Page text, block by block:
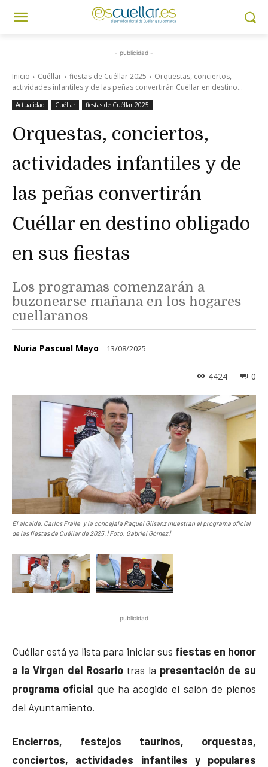
- publicidad -
Inicio Cuéllar fiestas de Cuéllar 2025
Orquestas, conciertos,
actividades infantiles y de las peñas convertirán Cuéllar en destino...
Actualidad Cuéllar fiestas de Cuéllar 2025
Orquestas, conciertos,
actividades infantiles y de
las peñas convertirán
Cuéllar en destino obligado
en sus fiestas
Los programas comenzarán a
buzonearse mañana en los hogares
cuellaranos
Nuria Pascual Mayo 13/08/2025
0
4424
El alcalde, Carlos Fraile, y la concejala Raquel Gilsanz muestran el programa oficial
de las fiestas de Cuéllar de 2025. | Foto: Gabriel Gómez |
publicidad
Cuéllar está ya lista para iniciar sus fiestas en honor
a la Virgen del Rosariotras la presentación de su
programa oficial que ha acogido el salón de plenos
del Ayuntamiento.
Encierros, festejos taurinos, orquestas,
conciertos, actividades infantiles y populares